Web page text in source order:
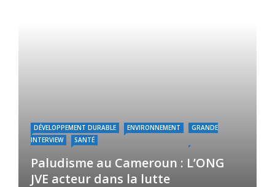
DÉVELOPPEMENT DURABLE ENVIRONNEMENT
GRANDE
INTERVIEW
SANTÉ
Paludisme au Cameroun : L’ONG
JVE acteur dans la lutte